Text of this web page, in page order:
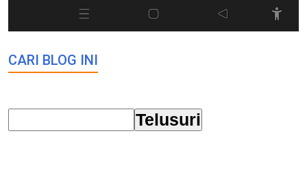
CARI BLOG INI